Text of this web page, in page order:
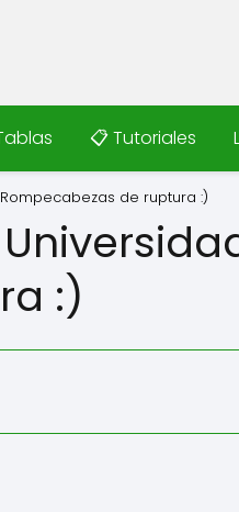
📋 Tutoriales
de ruptura :)
:)